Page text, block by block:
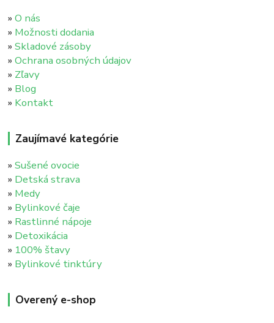
»O nás
» Možnosti dodania
»Skladové zásoby
»Ochrana osobných údajov
» Zľavy
» Blog
» Kontakt
Zaujímavé kategórie
»Sušené ovocie
» Detská strava
» Medy
» Bylinkové čaje
» Rastlinné nápoje
» Detoxikácia
» 100% štavy
» Bylinkové tinktúry
Overený e-shop